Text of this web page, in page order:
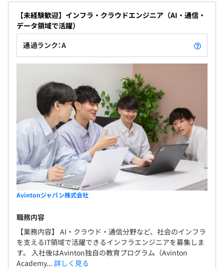
【未経験歓迎】インフラ・クラウドエンジニア（AI・通信・
データ領域で活躍）
通過ランク：A
Avintonジャパン株式会社
職務内容
【業務内容】 AI・クラウド・通信分野など、社会のインフラ
を支えるIT領域で活躍できるインフラエンジニアを募集しま
す。 入社後はAvinton独自の教育プログラム（Avinton
Academy... 詳しく見る